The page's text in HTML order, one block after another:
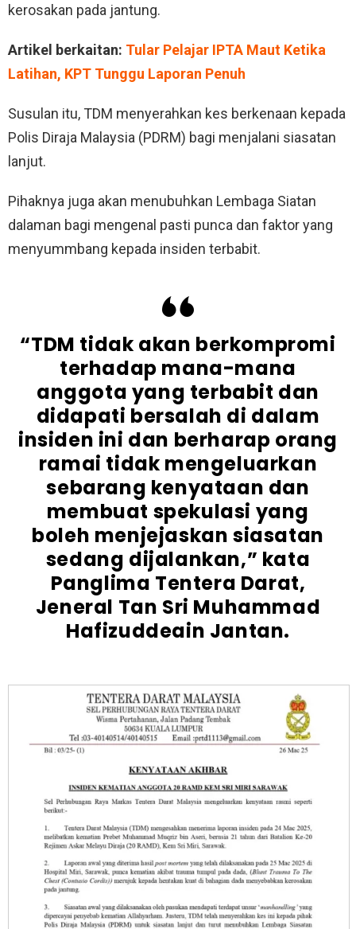
kerosakan pada jantung.
Artikel berkaitan: Tular Pelajar IPTA Maut Ketika
Latihan, KPT Tunggu Laporan Penuh
Susulan itu, TDM menyerahkan kes berkenaan kepada
Polis Diraja Malaysia (PDRM) bagi menjalani siasatan
lanjut.
Pihaknya juga akan menubuhkan Lembaga Siatan
dalaman bagi mengenal pasti punca dan faktor yang
menyummbang kepada insiden terbabit.
“TDM tidak akan berkompromi
terhadap mana-mana
anggota yang terbabit dan
didapati bersalah di dalam
insiden ini dan berharap orang
ramai tidak mengeluarkan
sebarang kenyataan dan
membuat spekulasi yang
boleh menjejaskan siasatan
sedang dijalankan,” kata
Panglima Tentera Darat,
Jeneral Tan Sri Muhammad
Hafizuddeain Jantan.